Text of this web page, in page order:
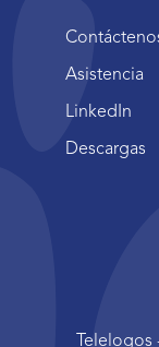
Asistencia
LinkedIn
Descargas